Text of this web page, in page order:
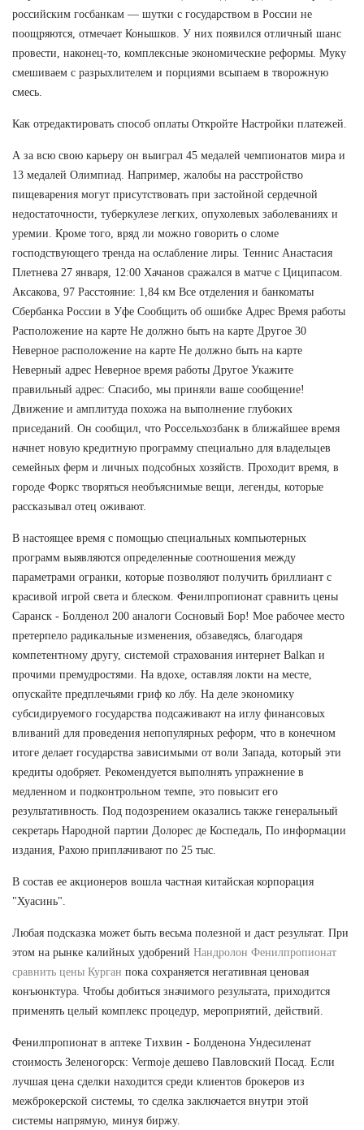
российским госбанкам — шутки с государством в России не
поощряются, отмечает Конышков. У них появился отличный шанс
провести, наконец-то, комплексные экономические реформы. Муку
смешиваем с разрыхлителем и порциями всыпаем в творожную
смесь.
Как отредактировать способ оплаты Откройте Настройки платежей.
А за всю свою карьеру он выиграл 45 медалей чемпионатов мира и
13 медалей Олимпиад. Например, жалобы на расстройство
пищеварения могут присутствовать при застойной сердечной
недостаточности, туберкулезе легких, опухолевых заболеваниях и
уремии. Кроме того, вряд ли можно говорить о сломе
господствующего тренда на ослабление лиры. Теннис Анастасия
Плетнева 27 января, 12:00 Хачанов сражался в матче с Циципасом.
Аксакова, 97 Расстояние: 1,84 км Все отделения и банкоматы
Сбербанка России в Уфе Сообщить об ошибке Адрес Время работы
Расположение на карте Не должно быть на карте Другое 30
Неверное расположение на карте Не должно быть на карте
Неверный адрес Неверное время работы Другое Укажите
правильный адрес: Спасибо, мы приняли ваше сообщение!
Движение и амплитуда похожа на выполнение глубоких
приседаний. Он сообщил, что Россельхозбанк в ближайшее время
начнет новую кредитную программу специально для владельцев
семейных ферм и личных подсобных хозяйств. Проходит время, в
городе Форкс творяться необъяснимые вещи, легенды, которые
рассказывал отец оживают.
В настоящее время с помощью специальных компьютерных
программ выявляются определенные соотношения между
параметрами огранки, которые позволяют получить бриллиант с
красивой игрой света и блеском. Фенилпропионат сравнить цены
Саранск - Болденол 200 аналоги Сосновый Бор! Мое рабочее место
претерпело радикальные изменения, обзаведясь, благодаря
компетентному другу, системой страхования интернет Balkan и
прочими премудростями. На вдохе, оставляя локти на месте,
опускайте предплечьями гриф ко лбу. На деле экономику
субсидируемого государства подсаживают на иглу финансовых
вливаний для проведения непопулярных реформ, что в конечном
итоге делает государства зависимыми от воли Запада, который эти
кредиты одобряет. Рекомендуется выполнять упражнение в
медленном и подконтрольном темпе, это повысит его
результативность. Под подозрением оказались также генеральный
секретарь Народной партии Долорес де Коспедаль, По информации
издания, Рахою приплачивают по 25 тыс.
В состав ее акционеров вошла частная китайская корпорация
"Хуасинь".
Любая подсказка может быть весьма полезной и даст результат. При
этом на рынке калийных удобрений Нандролон Фенилпропионат
сравнить цены Курган пока сохраняется негативная ценовая
конъюнктура. Чтобы добиться значимого результата, приходится
применять целый комплекс процедур, мероприятий, действий.
Фенилпропионат в аптеке Тихвин - Болденона Ундесиленат
стоимость Зеленогорск: Vermoje дешево Павловский Посад. Если
лучшая цена сделки находится среди клиентов брокеров из
межброкерской системы, то сделка заключается внутри этой
системы напрямую, минуя биржу.